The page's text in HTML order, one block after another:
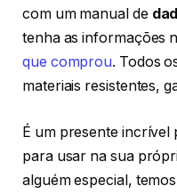
com um manual de
tenha as informações
que comprou. Todos
materiais resistentes,
É um presente incrível
para usar na sua
alguém especial,